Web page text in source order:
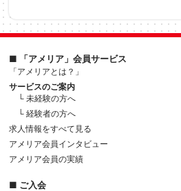
■ 「アメリア」会員サービス
「アメリアとは？」
サービスのご案内
└ 未経験の方へ
└ 経験者の方へ
求人情報をすべて見る
アメリア会員インタビュー
アメリア会員の実績
■ ご入会